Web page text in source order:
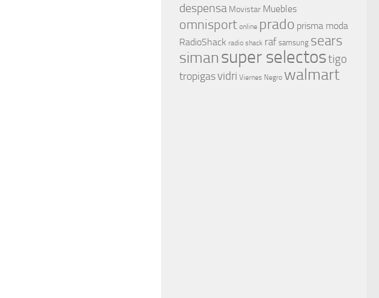
despensa Movistar Muebles
omnisport online prado prisma moda
RadioShack radio shack raf samsung sears
simansuper selectostigo
tropigasvidri Viernes Negro walmart